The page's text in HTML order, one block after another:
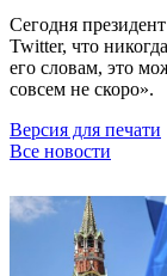
Сегодня
Twitter, что
его словам, это
совсем не скоро».
Версия для печати
Все новости